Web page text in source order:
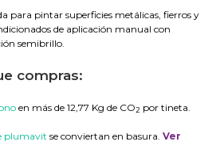
para pintar superficies metálicas, fierros y
de aplicación manual con
semibrillo.
compras:
en más de 12,77 Kg de CO2 por tineta.
plumavit se conviertan en basura. Ver